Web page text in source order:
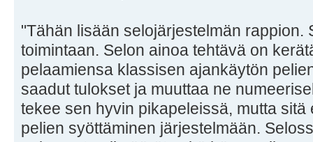
"Tähän lisään selojärjestelmän rappion.
toimintaan. Selon ainoa tehtävä on
pelaamiensa klassisen ajankäytön
saadut tulokset ja muuttaa ne
tekee sen hyvin pikapeleissä, mutta
pelien syöttäminen järjestelmään.